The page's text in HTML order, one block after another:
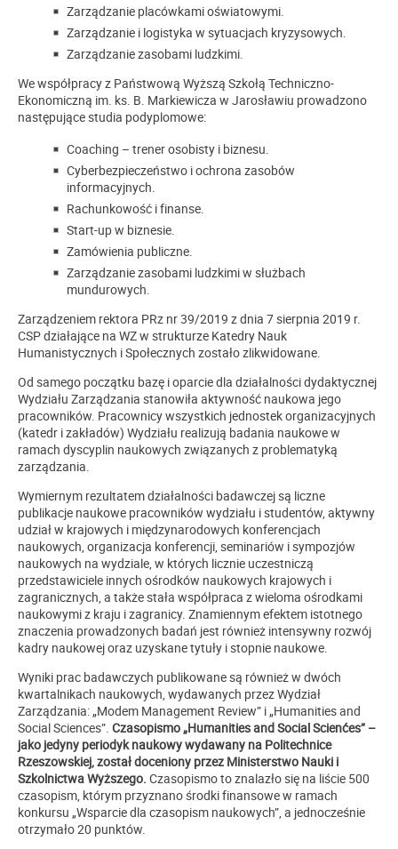
Zarządzanie placówkami oświatowymi.
Zarządzanie i logistyka w sytuacjach kryzysowych.
Zarządzanie zasobami ludzkimi.
We współpracy z Państwową Wyższą Szkołą Techniczno-
Ekonomiczną im. ks. B. Markiewicza w Jarosławiu prowadzono
następujące studia podyplomowe:
Coaching – trener osobisty i biznesu.
Cyberbezpieczeństwo i ochrona zasobów
informacyjnych.
Rachunkowość i finanse.
Start-up w biznesie.
Zamówienia publiczne.
Zarządzanie zasobami ludzkimi w służbach
mundurowych.
Zarządzeniem rektora PRz nr 39/2019 z dnia 7 sierpnia 2019 r.
CSP działające na WZ w strukturze Katedry Nauk
Humanistycznych i Społecznych zostało zlikwidowane.
Od samego początku bazę i oparcie dla działalności dydaktycznej
Wydziału Zarządzania stanowiła aktywność naukowa jego
pracowników. Pracownicy wszystkich jednostek organizacyjnych
(katedr i zakładów) Wydziału realizują badania naukowe w
ramach dyscyplin naukowych związanych z problematyką
zarządzania.
Wymiernym rezultatem działalności badawczej są liczne
publikacje naukowe pracowników wydziału i studentów, aktywny
udział w krajowych i międzynarodowych konferencjach
naukowych, organizacja konferencji, seminariów i sympozjów
naukowych na wydziale, w których licznie uczestniczą
przedstawiciele innych ośrodków naukowych krajowych i
zagranicznych, a także stała współpraca z wieloma ośrodkami
naukowymi z kraju i zagranicy. Znamiennym efektem istotnego
znaczenia prowadzonych badań jest również intensywny rozwój
kadry naukowej oraz uzyskane tytuły i stopnie naukowe.
Wyniki prac badawczych publikowane są również w dwóch
kwartalnikach naukowych, wydawanych przez Wydział
Zarządzania: „Modem Management Review” i „Humanities and
Social Sciences”. Czasopismo „Humanities and Social Scienćes” –
jako jedyny periodyk naukowy wydawany na Politechnice
Rzeszowskiej, został doceniony przez Ministerstwo Nauki i
Szkolnictwa Wyższego. Czasopismo to znalazło się na liście 500
czasopism, którym przyznano środki finansowe w ramach
konkursu „Wsparcie dla czasopism naukowych”, a jednocześnie
otrzymało 20 punktów.